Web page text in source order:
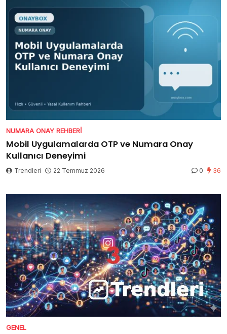
NUMARA ONAY REHBERI
Mobil Uygulamalarda OTP ve Numara Onay
Kullanıcı Deneyimi
Trendleri 22 Temmuz 2026 0 36
GENEL